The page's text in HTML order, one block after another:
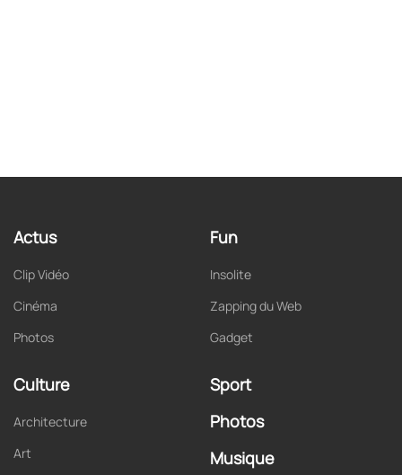
Actus
Clip Vidéo
Cinéma
Photos
Fun
Insolite
Zapping du Web
Gadget
Culture
Architecture
Art
Sport
Photos
Musique